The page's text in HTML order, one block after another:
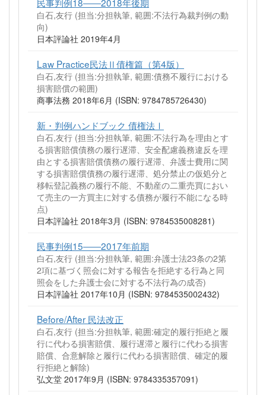
白石,友行 (担当:分担執筆, 範囲:不法行為裁判例の動
向)
日本評論社 2019年4月
Law Practice民法Ⅱ債権篇（第4版）
白石,友行 (担当:分担執筆, 範囲:債務不履行における
損害賠償の範囲)
商事法務 2018年6月 (ISBN: 9784785726430)
新・判例ハンドブック 債権法Ⅰ
白石,友行 (担当:分担執筆, 範囲:不法行為を理由とす
る損害賠償債務の履行遅滞、安全配慮義務違反を理
由とする損害賠償債務の履行遅滞、弁護士費用に関
する損害賠償債務の履行遅滞、処分禁止の仮処分と
移転登記義務の履行不能、不動産の二重売買におい
て売主の一方買主に対する債務が履行不能になる時
点)
日本評論社 2018年3月 (ISBN: 9784535008281)
民事判例15――2017年前期
白石,友行 (担当:分担執筆, 範囲:弁護士法23条の2第
2項に基づく照会に対する報告を拒絶する行為と同
照会をした弁護士会に対する不法行為の成否)
日本評論社 2017年10月 (ISBN: 9784535002432)
Before/After 民法改正
白石,友行 (担当:分担執筆, 範囲:確定的履行拒絶と履
行に代わる損害賠償、履行遅滞と履行に代わる損害
賠償、合意解除と履行に代わる損害賠償、確定的履
行拒絶と解除)
弘文堂 2017年9月 (ISBN: 9784335357091)